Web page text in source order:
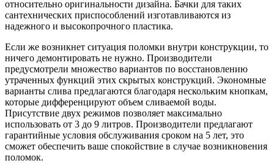
относительно оригинальности дизайна. Бачки для таких
сантехнических приспособлений изготавливаются из
надежного и высокопрочного пластика.
Если же возникнет ситуация поломки внутри конструкции, то
ничего демонтировать не нужно. Производители
предусмотрели множество вариантов по восстановлению
утраченных функций этих скрытых конструкций. Экономные
варианты слива предлагаются благодаря нескольким кнопкам,
которые дифференцируют объем сливаемой воды.
Присутствие двух режимов позволяет максимально
использовать от 3 до 9 литров. Производители предлагают
гарантийные условия обслуживания сроком на 5 лет, это
сможет обеспечить ваше спокойствие в случае возникновения
поломок.